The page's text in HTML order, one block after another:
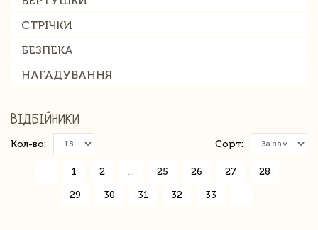
СТРІЧКИ
БЕЗПЕКА
НАГАДУВАННЯ
ВІДБІЙНИКИ
Кол-во: Сорт:
1 2 25 26 27 28
29 30 31 32 33